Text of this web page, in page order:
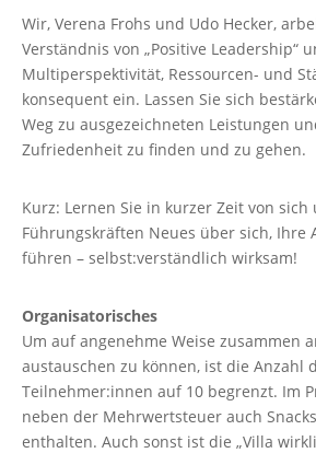
Wir, Verena Frohs und Udo Hecker,
Verständnis von „Positive Leadership“
Multiperspektivität, Ressourcen- und
konsequent ein. Lassen Sie sich
Weg zu ausgezeichneten Leistungen
Zufriedenheit zu finden und zu gehen.
Kurz: Lernen Sie in kurzer Zeit von
Führungskräften Neues über sich, Ihre
führen – selbst:verständlich wirksam!
Organisatorisches
Um auf angenehme Weise zusammen
austauschen zu können, ist die Anzahl
Teilnehmer:innen auf 10 begrenzt. Im
neben der Mehrwertsteuer auch
enthalten. Auch sonst ist die „Villa